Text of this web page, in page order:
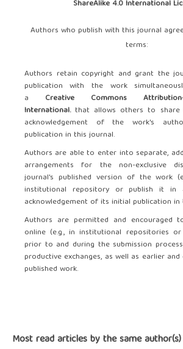
ShareAlike 4.0 International
Authors who publish with this journal
terms:
Authors retain copyright and grant the
publication with the work
a Creative Commons
International.that allows others to share
acknowledgement of the work's
publication in this journal.
Authors are able to enter into separate,
arrangements for the non-exclusive
journal's published version of the work
institutional repository or publish it in
acknowledgement of its initial publication in
Authors are permitted and encouraged
online (e.g., in institutional repositories
prior to and during the submission
productive exchanges, as well as earlier
published work.
Most read articles by the same author(s)